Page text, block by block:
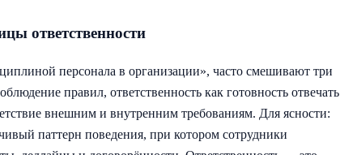
ответственности
персонала в организации», часто смешивают три
правил, ответственность как готовность отвечать
внешним и внутренним требованиям. Для ясности:
паттерн поведения, при котором сотрудники